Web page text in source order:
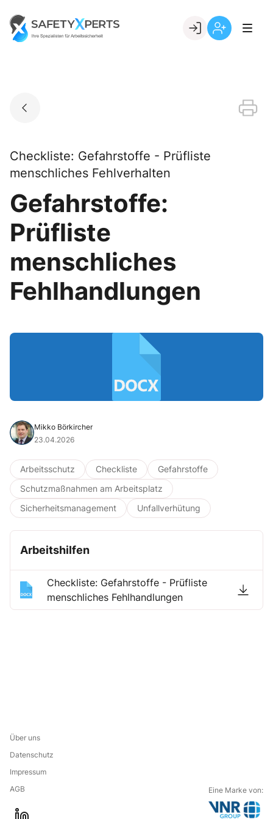
content
Go to landing page.
Checkliste: Gefahrstoffe - Prüfliste
menschliches Fehlverhalten
Gefahrstoffe:
Prüfliste
menschliches
Fehlhandlungen
Mikko Börkircher
23.04.2026
Arbeitsschutz Checkliste
Gefahrstoffe
Schutzmaßnahmen am Arbeitsplatz
Sicherheitsmanagement
Unfallverhütung
Arbeitshilfen
Checkliste: Gefahrstoffe - Prüfliste
menschliches Fehlhandlungen
Über uns
Datenschutz
Impressum
AGB
Eine Marke von: